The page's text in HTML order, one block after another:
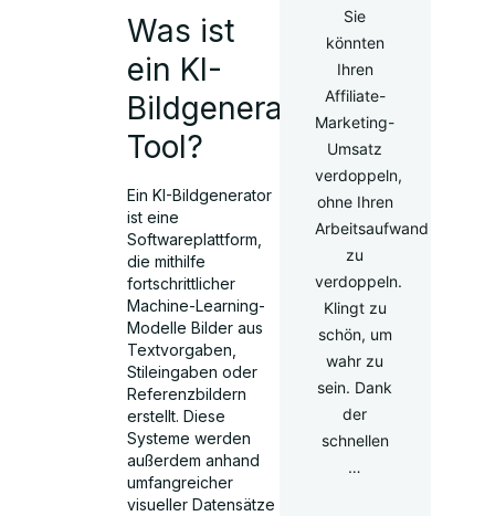
Was ist
ein KI-
Bildgenerator-
Tool?
Ein KI-Bildgenerator
ist eine
Softwareplattform,
die mithilfe
fortschrittlicher
Machine-Learning-
Modelle Bilder aus
Textvorgaben,
Stileingaben oder
Referenzbildern
erstellt. Diese
Systeme werden
außerdem anhand
umfangreicher
visueller Datensätze
Sie
könnten
Ihren
Affiliate-
Marketing-
Umsatz
verdoppeln,
ohne Ihren
Arbeitsaufwand
zu
verdoppeln.
Klingt zu
schön, um
wahr zu
sein. Dank
der
schnellen
…